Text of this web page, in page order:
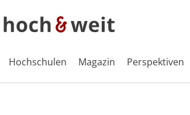
Hochschulen Magazin Perspektiven